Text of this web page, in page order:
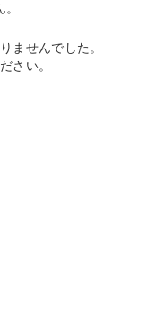
ませんでした。
さい。